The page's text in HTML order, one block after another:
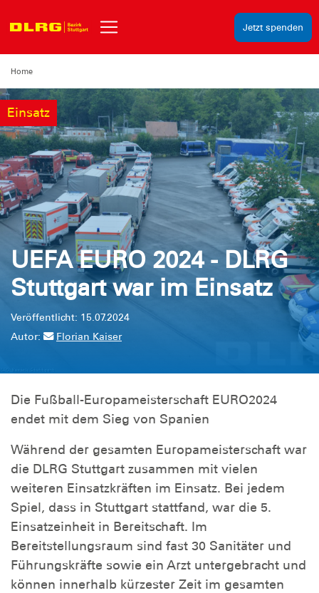
Jetzt spenden
Home
Einsatz
UEFA EURO 2024 - DLRG
Stuttgart war im Einsatz
Veröffentlicht: 15.07.2024
Autor:
Florian Kaiser
Die Fußball-Europameisterschaft EURO2024
endet mit dem Sieg von Spanien
Während der gesamten Europameisterschaft war
die DLRG Stuttgart zusammen mit vielen
weiteren Einsatzkräften im Einsatz. Bei jedem
Spiel, dass in Stuttgart stattfand, war die 5.
Einsatzeinheit in Bereitschaft. Im
Bereitstellungsraum sind fast 30 Sanitäter und
Führungskräfte sowie ein Arzt untergebracht und
können innerhalb kürzester Zeit im gesamten